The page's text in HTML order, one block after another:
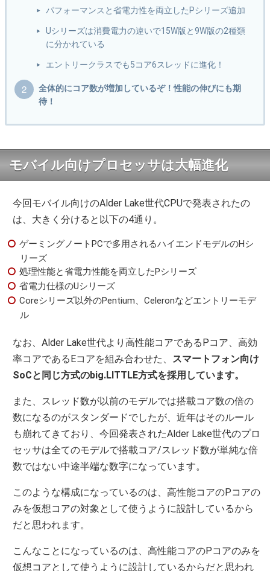
パフォーマンスと省電力性を両立したPシリーズ追加
Uシリーズは消費電力の違いで15W版と9W版の2種類
に分かれている
エントリークラスでも5コア6スレッドに進化！
全体的にコア数が増加しているぞ！性能の伸びにも期
待！
モバイル向けプロセッサは大幅進化
今回モバイル向けのAlder Lake世代CPUで発表されたの
は、大きく分けると以下の4通り。
ゲーミングノートPCで多用されるハイエンドモデルのHシ
リーズ
処理性能と省電力性能を両立したPシリーズ
省電力仕様のUシリーズ
Coreシリーズ以外のPentium、Celeronなどエントリーモデ
ル
なお、Alder Lake世代より高性能コアであるPコア、高効
率コアであるEコアを組み合わせた、 スマートフォン向け
SoCと同じ方式のbig.LITTLE方式を採用しています。
また、スレッド数が以前のモデルでは搭載コア数の倍の
数になるのがスタンダードでしたが、近年はそのルール
も崩れてきており、今回発表されたAlder Lake世代のプロ
セッサは全てのモデルで搭載コア/スレッド数が単純な倍
数ではない中途半端な数字になっています。
このような構成になっているのは、高性能コアのPコアの
みを仮想コアの対象として使うように設計しているから
だと思われます。
こんなことになっているのは、高性能コアのPコアのみを
仮想コアとして使うように設計しているからだと思われ